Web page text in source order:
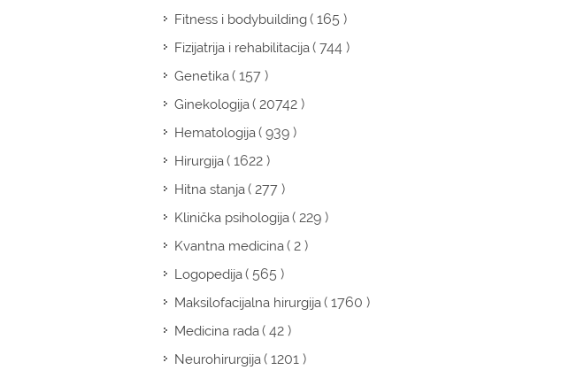
Fitness i bodybuilding( 165 )
Fizijatrija i rehabilitacija( 744 )
Genetika( 157 )
Ginekologija( 20742 )
Hematologija( 939 )
Hirurgija( 1622 )
Hitna stanja( 277 )
Klinička psihologija( 229 )
Kvantna medicina( 2 )
Logopedija( 565 )
Maksilofacijalna hirurgija( 1760 )
Medicina rada( 42 )
Neurohirurgija( 1201 )